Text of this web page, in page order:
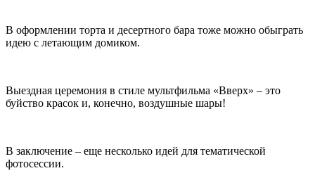
В оформлении торта и десертного бара тоже можно обыграть
идею с летающим домиком.
Выездная церемония в стиле мультфильма «Вверх» – это
буйство красок и, конечно, воздушные шары!
В заключение – еще несколько идей для тематической
фотосессии.